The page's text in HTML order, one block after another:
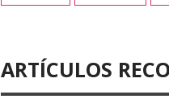
ARTÍCULOS